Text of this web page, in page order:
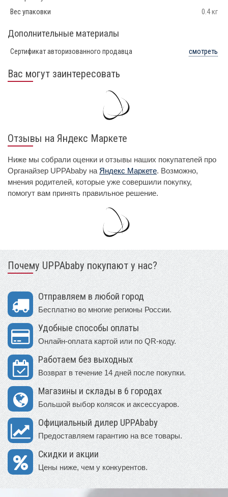
Вес упаковки
0.4 кг
Дополнительные материалы
Сертификат авторизованного продавца смотреть
Вас могут заинтересовать
Отзывы на Яндекс Маркете
Ниже мы собрали оценки и отзывы наших покупателей про
Органайзер UPPAbaby на Яндекс Маркете. Возможно,
мнения родителей, которые уже совершили покупку,
помогут вам принять правильное решение.
Почему UPPAbaby покупают у нас?
Отправляем в любой город
Бесплатно во многие регионы России.
Удобные способы оплаты
Онлайн-оплата картой или по QR-коду.
Работаем без выходных
Возврат в течение 14 дней после покупки.
Магазины и склады в 6 городах
Большой выбор колясок и аксессуаров.
Официальный дилер UPPAbaby
Предоставляем гарантию на все товары.
Скидки и акции
Цены ниже, чем у конкурентов.